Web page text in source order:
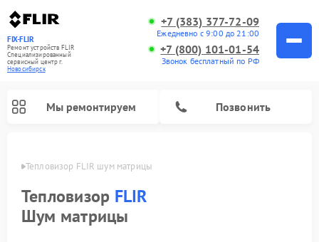
FIX-FLIR
Ремонт устройств FLIR
Специализированный
cервисный центр г.
Новосибирск
+7 (383) 377-72-09
Ежедневно с 9:00 до 21:00
+7 (800) 101-01-54
Звонок бесплатный по РФ
Мы ремонтируем Позвонить
Тепловизор FLIR шум матрицы
Тепловизор FLIR
Шум матрицы